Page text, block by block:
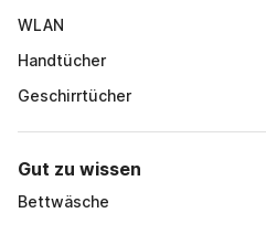
WLAN
Handtücher
Geschirrtücher
Gut zu wissen
Bettwäsche